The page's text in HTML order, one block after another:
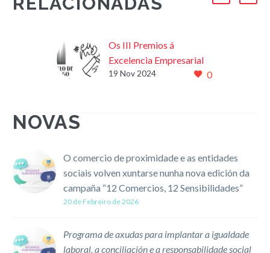
Os III Premios á
Excelencia Empresarial
recoñecen as empresas
Empresarial, nun acto
celebrado no Pazo de
Raxoi…
0
19 Nov 2024
NOVAS
O comercio de proximidade e as entidades
sociais volven xuntarse nunha nova edición da
campaña “12 Comercios, 12 Sensibilidades”
20 de Febreiro de 2026
Programa de axudas para implantar a igualdade
laboral, a conciliación e a responsabilidade social